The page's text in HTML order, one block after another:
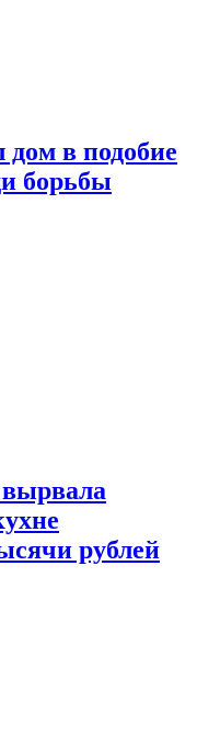
в подобие
борьбы
рублей